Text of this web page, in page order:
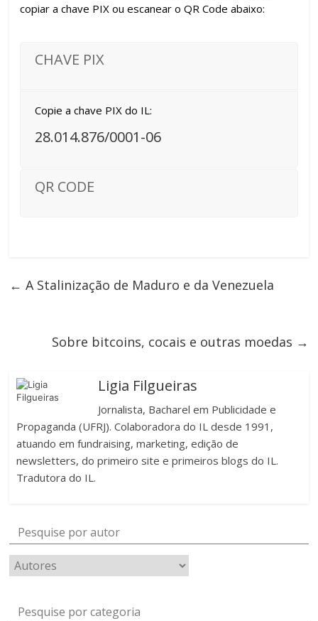
copiar a chave PIX ou escanear o QR Code abaixo:
CHAVE PIX
Copie a chave PIX do IL:
28.014.876/0001-06
QR CODE
← A Stalinização de Maduro e da Venezuela
Sobre bitcoins, cocais e outras moedas →
Ligia Filgueiras
Jornalista, Bacharel em Publicidade e
Propaganda (UFRJ). Colaboradora do IL desde 1991,
atuando em fundraising, marketing, edição de
newsletters, do primeiro site e primeiros blogs do IL.
Tradutora do IL.
Pesquise por autor
Pesquise por categoria